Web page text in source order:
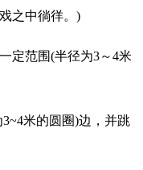
之中徜徉。)
范围(半径为3～4米
米的圆圈)边，并跳